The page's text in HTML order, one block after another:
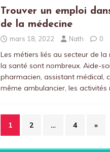
Trouver un emploi
de la médecine
mars 18, 2022 Nath 0
Les métiers liés au secteur de la
la santé sont nombreux. Aide-
pharmacien, assistant médical,
même ambulancier, les activités
1 2 … 4 »